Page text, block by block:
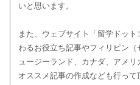
いと思います。
また、ウェブサイト「留学ドッ
わるお役立ち記事やフィリピン
ュージーランド、カナダ、アメ
オススメ記事の作成なども行って